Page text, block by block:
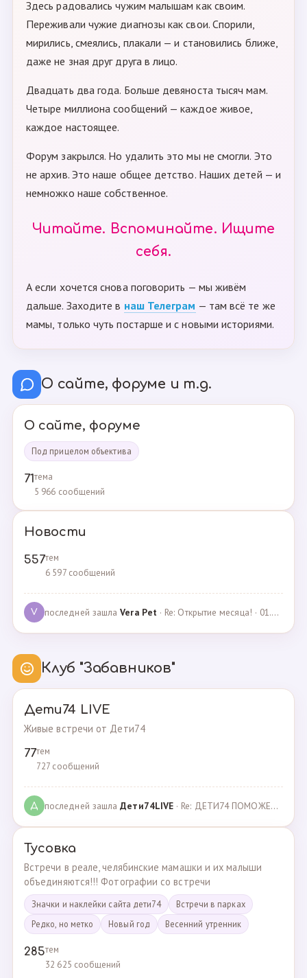
Здесь радовались чужим малышам как своим.
Переживали чужие диагнозы как свои. Спорили,
мирились, смеялись, плакали — и становились ближе,
даже не зная друг друга в лицо.
Двадцать два года. Больше девяноста тысяч мам.
Четыре миллиона сообщений — каждое живое,
каждое настоящее.
Форум закрылся. Но удалить это мы не смогли. Это
не архив. Это наше общее детство. Наших детей — и
немножко наше собственное.
Читайте. Вспоминайте. Ищите
себя.
А если хочется снова поговорить — мы живём
дальше. Заходите в наш Телеграм — там всё те же
мамы, только чуть постарше и с новыми историями.
О сайте, форуме и т.д.
О сайте, форуме
Под прицелом объектива
71тема
5 966 сообщений
Новости
557тем
6 597 сообщений
V последней зашлаVera Pet · Re: Открытие месяца! · 01.04.2021
Клуб "Забавников"
Дети74 LIVE
Живые встречи от Дети74
77тем
727 сообщений
Д последней зашлаДeти74LIVE · Re: ДЕТИ74 ПОМОЖЕМ ВМЕСТЕ · 27.12.2021
Тусовка
Встречи в реале, челябинские мамашки и их малыши
объединяются!!! Фотографии со встречи
Значки и наклейки сайта дети74
Встречи в парках
Редко, но метко
Новый год Весенний утренник
285тем
32 625 сообщений